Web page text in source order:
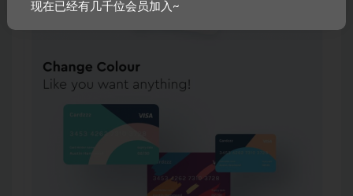
现在已经有几千位会员加入~